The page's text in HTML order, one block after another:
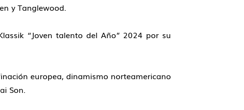
y Tanglewood.
“Joven talento del Año” 2024 por su
europea, dinamismo norteamericano
Son.